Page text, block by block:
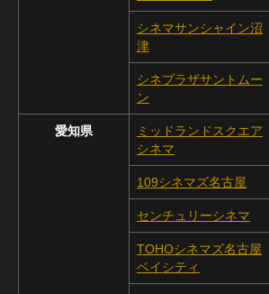
シネマサンシャイン沼
津
シネプラザサントムー
ン
愛知県
ミッドランドスクエア
シネマ
109シネマズ名古屋
センチュリーシネマ
TOHOシネマズ名古屋
ベイシティ